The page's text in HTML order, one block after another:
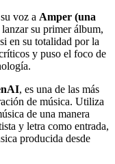
voz a Amper (una
lanzar su primer álbum,
en su totalidad por la
y puso el foco de
, es una de las más
de música. Utiliza
de una manera
y letra como entrada,
producida desde